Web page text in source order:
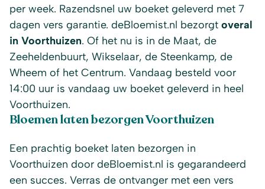
per week. Razendsnel uw boeket geleverd met 7
dagen vers garantie. deBloemist.nl bezorgt overal
in Voorthuizen. Of het nu is in de Maat, de
Zeeheldenbuurt, Wikselaar, de Steenkamp, de
Wheem of het Centrum. Vandaag besteld voor
14:00 uur is vandaag uw boeket geleverd in heel
Voorthuizen.
Bloemen laten bezorgen Voorthuizen
Een prachtig boeket laten bezorgen in
Voorthuizen door deBloemist.nl is gegarandeerd
een succes. Verras de ontvanger met een vers